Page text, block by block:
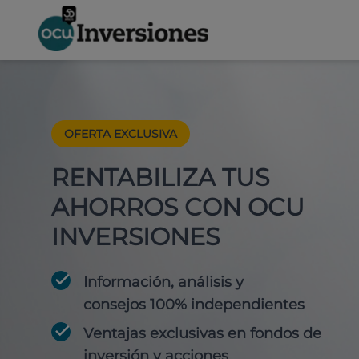
OFERTA EXCLUSIVA
RENTABILIZA TUS
AHORROS CON OCU
INVERSIONES
Información, análisis y
consejos 100% independientes
Ventajas exclusivas en fondos de